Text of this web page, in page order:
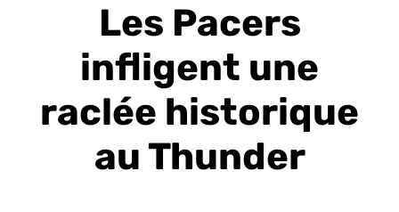
Les Pacers
infligent une
raclée historique
au Thunder